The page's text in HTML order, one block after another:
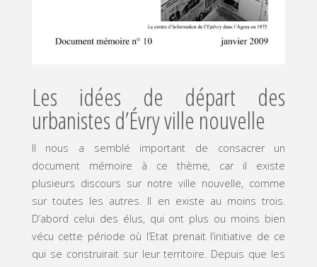
Les idées de départ des
urbanistes d’Évry ville nouvelle
Il nous a semblé important de consacrer un
document mémoire à ce thème, car il existe
plusieurs discours sur notre ville nouvelle, comme
sur toutes les autres. Il en existe au moins trois.
D’abord celui des élus, qui ont plus ou moins bien
vécu cette période où l’Etat prenait l’initiative de ce
qui se construirait sur leur territoire. Depuis que les